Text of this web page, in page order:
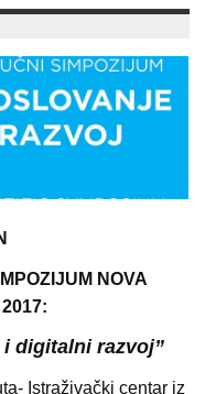
NOVA
digitalni razvoj”
Istraživački centar iz